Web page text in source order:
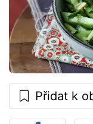
Přidat k